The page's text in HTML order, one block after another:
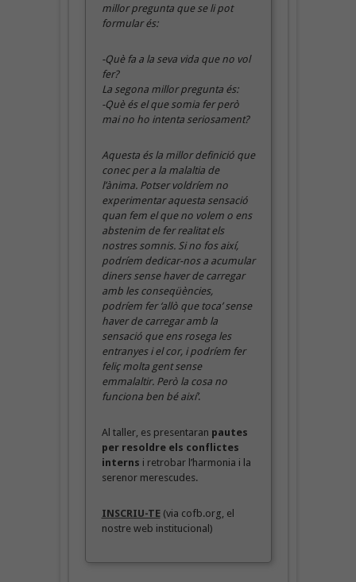
millor pregunta que se li pot
formular és:
-Què fa a la seva vida que no vol
fer?
La segona millor pregunta és:
-Què és el que somia fer però
mai no ho intenta seriosament?
Aquesta és la millor definició que
conec per a la malaltia de
l’ànima. Potser voldríem no
experimentar aquesta sensació
quan fem el que no volem o ens
abstenim de fer realitat els
nostres somnis. Si no fos així,
podríem dedicar-nos a acumular
diners sense haver de carregar
amb les conseqüències,
podríem fer ‘allò que toca’ sense
haver de carregar amb la
sensació que ens rosega les
entranyes i el cor, i podríem fer
feliç molta gent sense
emmalaltir. Però la cosa no
funciona ben bé així’.
Al taller, es presentaran pautes
per resoldre els conflictes
interns i retrobar l’harmonia i la
serenor merescudes.
INSCRIU-TE(via cofb.org, el
nostre web institucional)